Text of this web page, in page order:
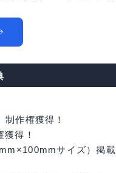
作権獲得！
得！
サイズ）掲載